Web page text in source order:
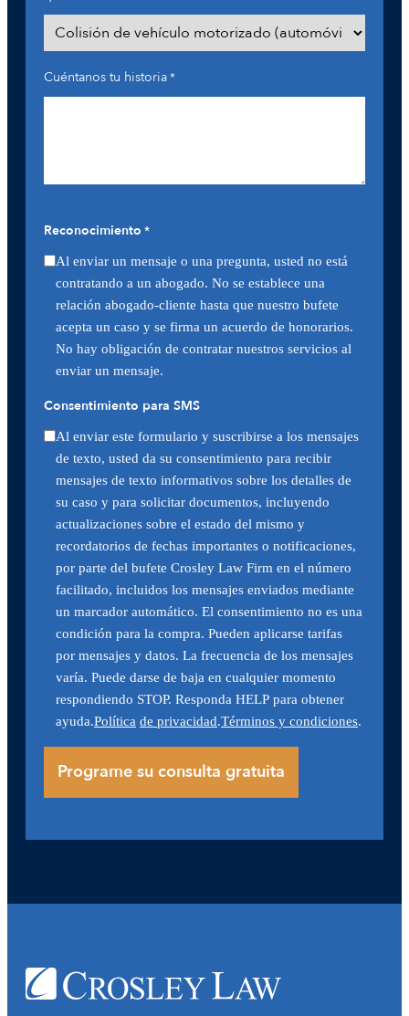
Cuéntanos tu historia*
Reconocimiento *
Al enviar un mensaje o una pregunta, usted no está
contratando a un abogado. No se establece una
relación abogado-cliente hasta que nuestro bufete
acepta un caso y se firma un acuerdo de honorarios.
No hay obligación de contratar nuestros servicios al
enviar un mensaje.
Consentimiento para SMS
Al enviar este formulario y suscribirse a los mensajes
de texto, usted da su consentimiento para recibir
mensajes de texto informativos sobre los detalles de
su caso y para solicitar documentos, incluyendo
actualizaciones sobre el estado del mismo y
recordatorios de fechas importantes o notificaciones,
por parte del bufete Crosley Law Firm en el número
facilitado, incluidos los mensajes enviados mediante
un marcador automático. El consentimiento no es una
condición para la compra. Pueden aplicarse tarifas
por mensajes y datos. La frecuencia de los mensajes
varía. Puede darse de baja en cualquier momento
respondiendo STOP. Responda HELP para obtener
ayuda.Política de privacidad.Términos y condiciones.